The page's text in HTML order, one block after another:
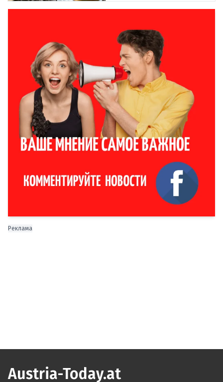
Реклама
Austria-Today.at